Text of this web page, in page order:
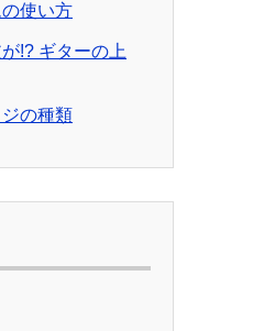
使い方
!? ギターの上
の種類